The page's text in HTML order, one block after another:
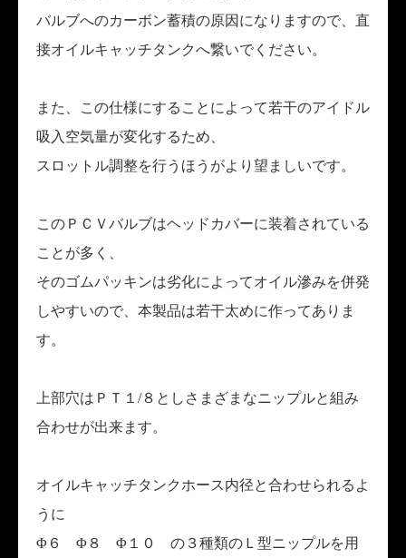
バルブへのカーボン蓄積の原因になりますので、直
接オイルキャッチタンクへ繋いでください。
また、この仕様にすることによって若干のアイドル
吸入空気量が変化するため、
スロットル調整を行うほうがより望ましいです。
このＰＣＶバルブはヘッドカバーに装着されている
ことが多く、
そのゴムパッキンは劣化によってオイル滲みを併発
しやすいので、本製品は若干太めに作ってありま
す。
上部穴はＰＴ１/８としさまざまなニップルと組み
合わせが出来ます。
オイルキャッチタンクホース内径と合わせられるよ
うに
Φ６ Φ８ Φ１０ の３種類のＬ型ニップルを用